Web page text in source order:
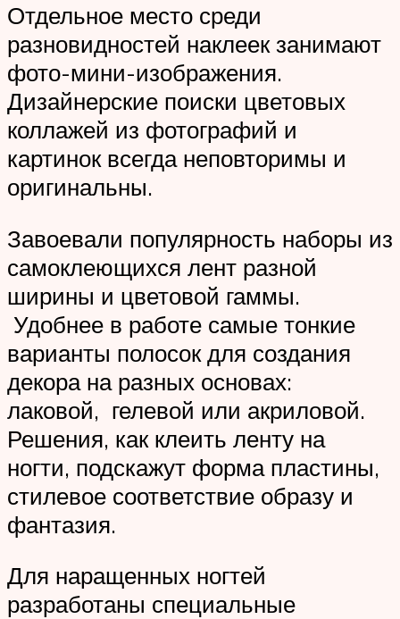
Отдельное место среди
разновидностей наклеек занимают
фото-мини-изображения.
Дизайнерские поиски цветовых
коллажей из фотографий и
картинок всегда неповторимы и
оригинальны.
Завоевали популярность наборы из
самоклеющихся лент разной
ширины и цветовой гаммы.
Удобнее в работе самые тонкие
варианты полосок для создания
декора на разных основах:
лаковой, гелевой или акриловой.
Решения, как клеить ленту на
ногти, подскажут форма пластины,
стилевое соответствие образу и
фантазия.
Для наращенных ногтей
разработаны специальные